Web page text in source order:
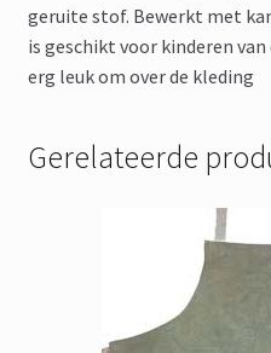
geruite stof. Bewerkt met
is geschikt voor kinderen
erg leuk om over de kleding
Gerelateerde